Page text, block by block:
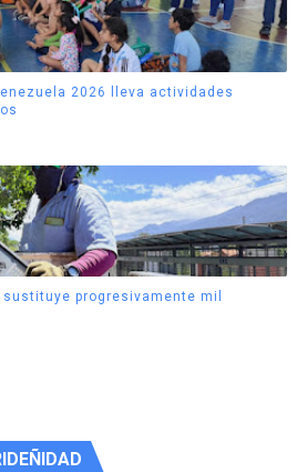
2026 lleva actividades
progresivamente mil